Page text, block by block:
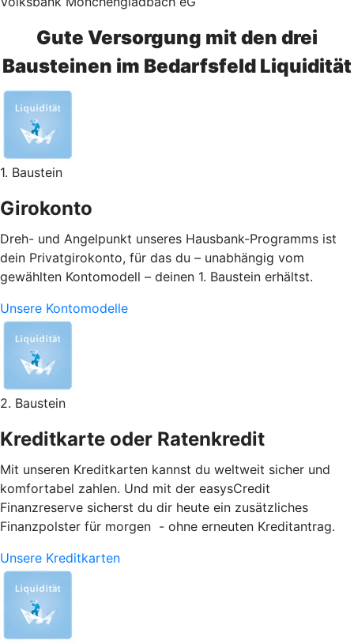
Gute Versorgung mit den drei
Bausteinen im Bedarfsfeld Liquidität
1. Baustein
Girokonto
Dreh- und Angelpunkt unseres Hausbank-Programms ist
dein Privatgirokonto, für das du – unabhängig vom
gewählten Kontomodell – deinen 1. Baustein erhältst.
Unsere Kontomodelle
2. Baustein
Kreditkarte oder Ratenkredit
Mit unseren Kreditkarten kannst du weltweit sicher und
komfortabel zahlen. Und mit der easysCredit
Finanzreserve sicherst du dir heute ein zusätzliches
Finanzpolster für morgen - ohne erneuten Kreditantrag.
Unsere Kreditkarten